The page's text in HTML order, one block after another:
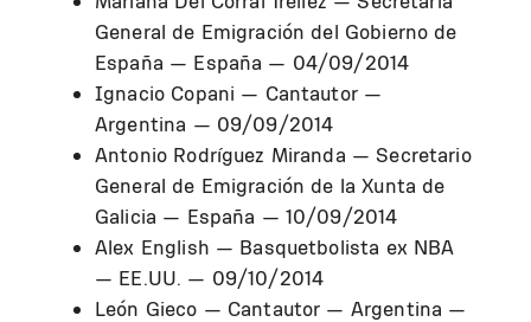
General de Emigración del Gobierno de
España — España — 04/09/2014
Ignacio Copani — Cantautor —
Argentina — 09/09/2014
Antonio Rodríguez Miranda — Secretario
General de Emigración de la Xunta de
Galicia — España — 10/09/2014
Alex English — Basquetbolista ex NBA
— EE.UU. — 09/10/2014
León Gieco — Cantautor — Argentina —